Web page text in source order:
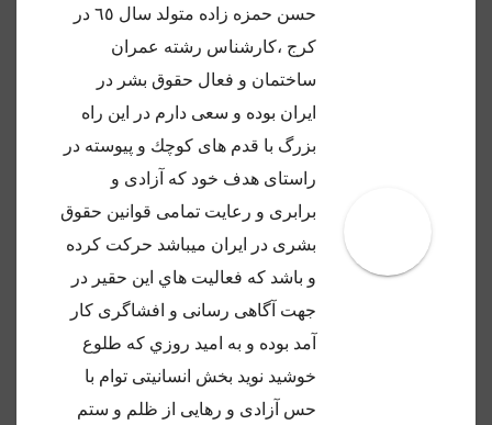
حسن حمزه زاده متولد سال ٦٥ در
كرج ،كارشناس رشته عمران
ساختمان و فعال حقوق بشر در
ايران بوده و سعى دارم در اين راه
بزرگ با قدم هاى كوچك و پيوسته در
راستاى هدف خود كه آزادى و
برابرى و رعايت تمامى قوانين حقوق
بشرى در ايران ميباشد حركت كرده
و باشد كه فعاليت هاي اين حقير در
جهت آگاهى رسانى و افشاگرى كار
آمد بوده و به اميد روزي كه طلوع
خوشيد نويد بخش انسانيتى توام با
حس آزادى و رهايى از ظلم و ستم